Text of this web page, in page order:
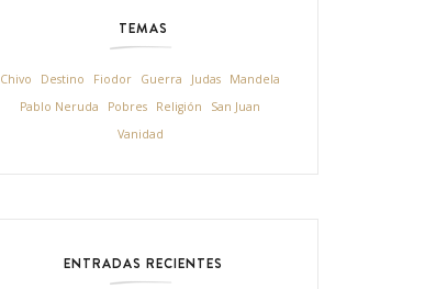
TEMAS
Chivo Destino Fiodor Guerra Judas
Mandela
Pablo Neruda
Pobres Religión
San Juan
Vanidad
ENTRADAS RECIENTES